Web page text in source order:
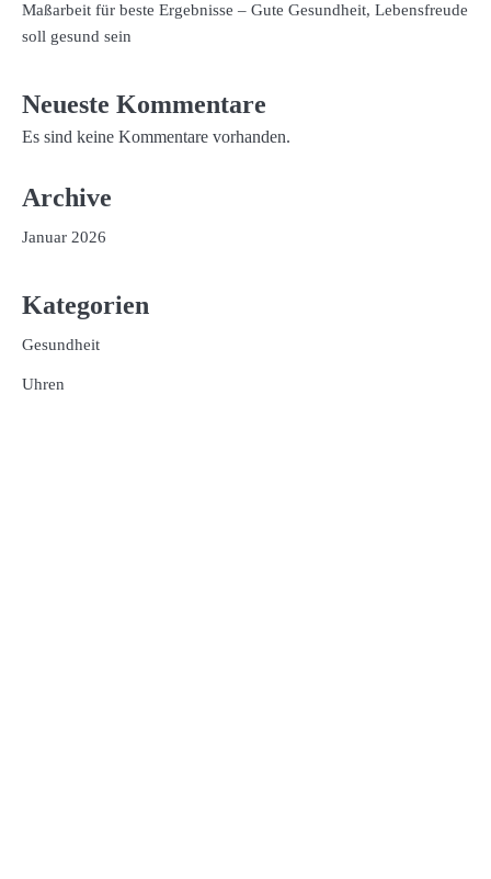
Maßarbeit für beste Ergebnisse – Gute Gesundheit, Lebensfreude
soll gesund sein
Neueste Kommentare
Es sind keine Kommentare vorhanden.
Archive
Januar 2026
Kategorien
Gesundheit
Uhren